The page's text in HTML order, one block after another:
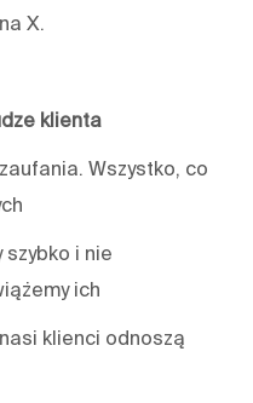
X.
klienta
Wszystko, co
szybko i nie
ich
klienci odnoszą